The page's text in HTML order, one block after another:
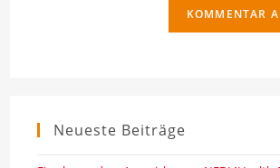
Neueste Beiträge